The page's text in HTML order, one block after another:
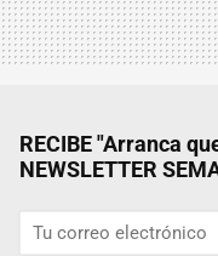
RECIBE "Arranca
NEWSLETTER